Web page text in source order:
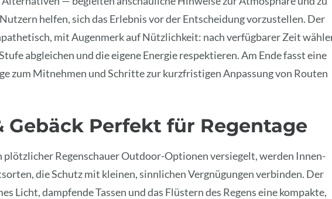
helfen, sich das Erlebnis vor der Entscheidung vorzustellen. Der
mit Augenmerk auf Nützlichkeit: nach verfügbarer Zeit
abgleichen und die eigene Energie respektieren. Am Ende fasst eine
zum Mitnehmen und Schritte zur kurzfristigen Anpassung von Routen
Gebäck Perfekt für Regentage
plötzlicher Regenschauer Outdoor-Optionen versiegelt, werden Innen-
die Schutz mit kleinen, sinnlichen Vergnügungen verbinden. Der
Licht, dampfende Tassen und das Flüstern des Regens eine kompakte,